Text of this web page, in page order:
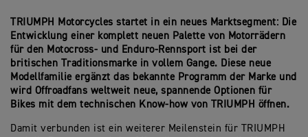
TRIUMPH Motorcycles startet in ein neues Marktsegment: Die
Entwicklung einer komplett neuen Palette von Motorrädern
für den Motocross- und Enduro-Rennsport ist bei der
britischen Traditionsmarke in vollem Gange. Diese neue
Modellfamilie ergänzt das bekannte Programm der Marke und
wird Offroadfans weltweit neue, spannende Optionen für
Bikes mit dem technischen Know-how von TRIUMPH öffnen.
Damit verbunden ist ein weiterer Meilenstein für TRIUMPH